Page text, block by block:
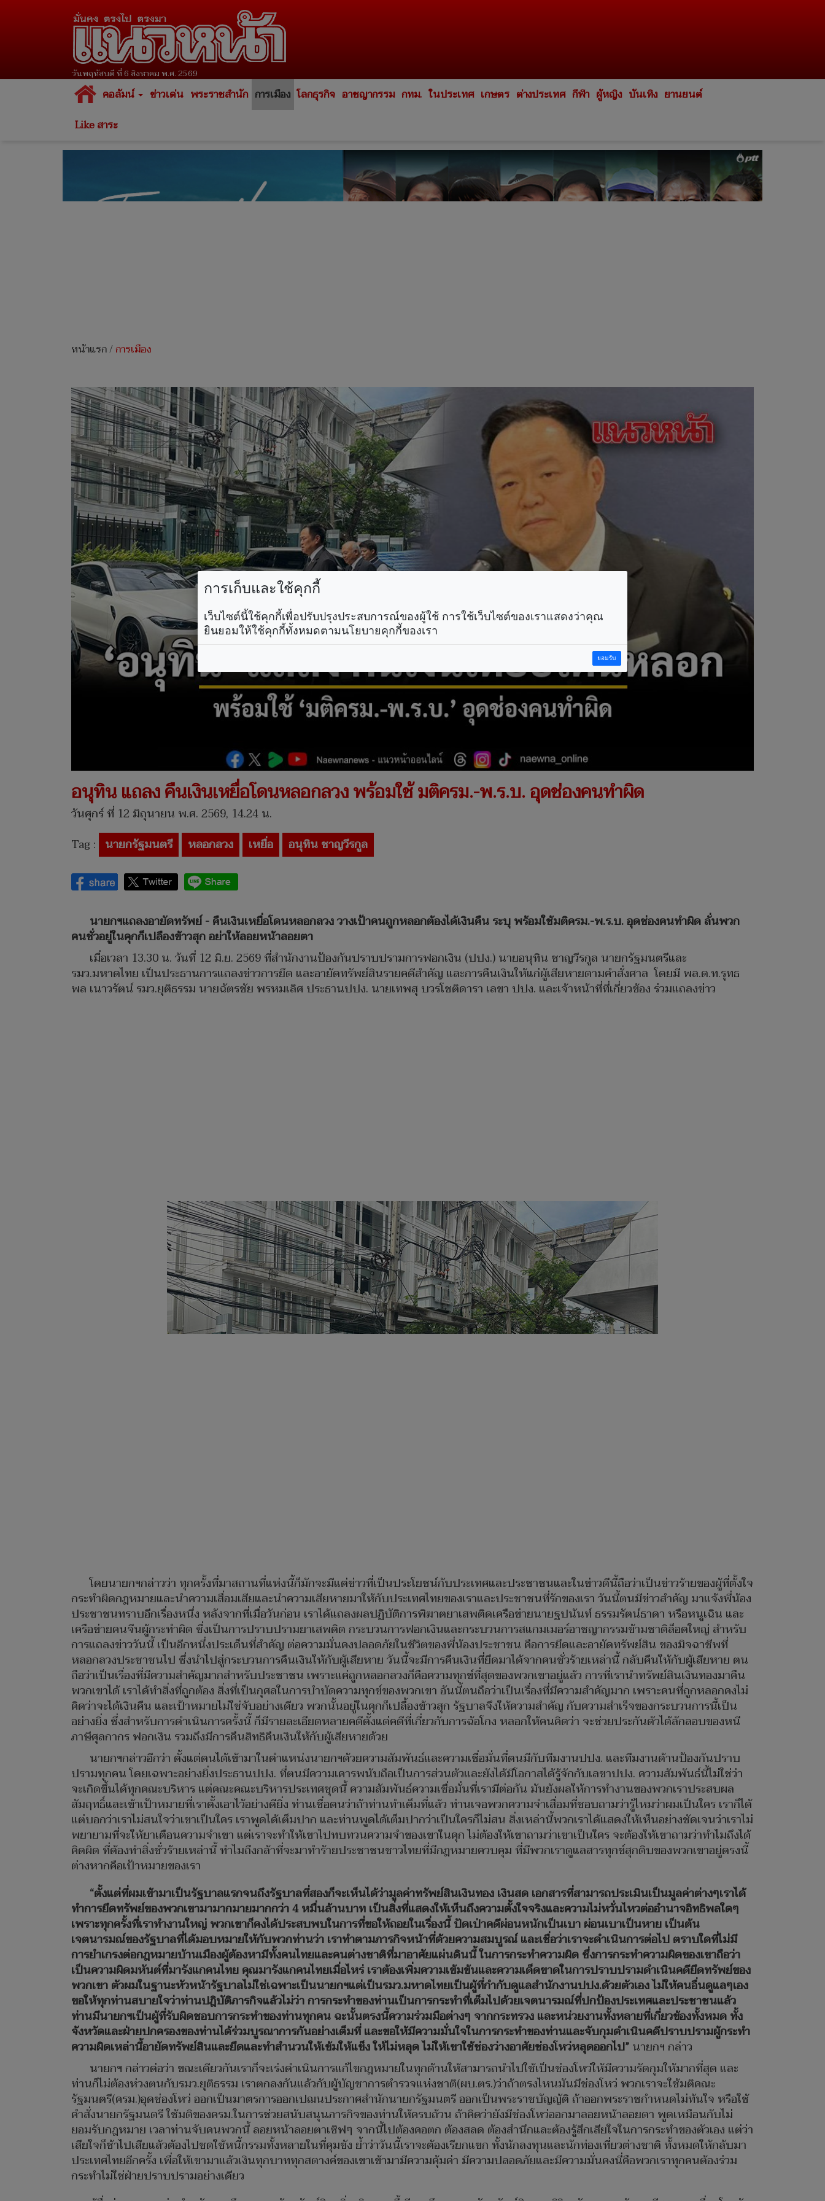
วันพฤหัสบดี ที่ 6 สิงหาคม พ.ศ. 2569
คอลัมน์ ข่าวเด่น พระราชสำนัก การเมือง โลกธุรกิจ อาชญากรรม กทม. ในประเทศ เกษตร ต่างประเทศ กีฬา ผู้หญิง บันเทิง ยานยนต์
Like สาระ
หน้าแรก/การเมือง
อนุทิน แถลง คืนเงินเหยื่อโดนหลอกลวง พร้อมใช้ มติครม.-พ.ร.บ. อุดช่องคนทำผิด
วันศุกร์ ที่ 12 มิถุนายน พ.ศ. 2569, 14.24 น.
Tag : นายกรัฐมนตรี หลอกลวง เหยื่อ อนุทิน ชาญวีรกูล
นายกฯแถลงอายัดทรัพย์ - คืนเงินเหยื่อโดนหลอกลวง วางเป้าคนถูกหลอกต้องได้เงินคืน ระบุ พร้อมใช้มติครม.-พ.ร.บ. อุดช่องคนทำผิด ลั่นพวก
คนชั่วอยู่ในคุกก็เปลืองข้าวสุก อย่าให้ลอยหน้าลอยตา
เมื่อเวลา 13.30 น. วันที่ 12 มิ.ย. 2569 ที่สำนักงานป้องกันปราบปรามการฟอกเงิน (ปปง.) นายอนุทิน ชาญวีรกูล นายกรัฐมนตรีและ
รมว.มหาดไทย เป็นประธานการแถลงข่าวการยึด และอายัดทรัพย์สินรายคดีสำคัญ และการคืนเงินให้แก่ผู้เสียหายตามคำสั่งศาล โดยมี พล.ต.ท.รุทธ
พล เนาวรัตน์ รมว.ยุติธรรม นายฉัตรชัย พรหมเลิศ ประธานปปง. นายเทพสุ บวรโชติดารา เลขา ปปง. และเจ้าหน้าที่ที่เกี่ยวข้อง ร่วมแถลงข่าว
โดยนายกฯกล่าวว่า ทุกครั้งที่มาสถานที่แห่งนี้ก็มักจะมีแต่ข่าวที่เป็นประโยชน์กับประเทศและประชาชนและในข่าวดีนี้ถือว่าเป็นข่าวร้ายของผู้ที่ตั้งใจ
กระทำผิดกฎหมายและนำความเสื่อมเสียและนำความเสียหายมาให้กับประเทศไทยของเราและประชาชนที่รักของเรา วันนี้ตนมีข่าวสำคัญ มาแจ้งพี่น้อง
ประชาชนทราบอีกเรื่องหนึ่ง หลังจากที่เมื่อวันก่อน เราได้แถลงผลปฏิบัติการพิฆาตยาเสพติดเครือข่ายนายฐปนันท์ ธรรมรัตน์ธาดา หรือหนูเฉิน และ
เครือข่ายคนจีนผู้กระทำผิด ซึ่งเป็นการปราบปรามยาเสพติด กระบวนการฟอกเงินและกระบวนการสแกมเมอร์อาชญากรรมข้ามชาติล็อตใหญ่ สำหรับ
การแถลงข่าววันนี้ เป็นอีกหนึ่งประเด็นที่สำคัญ ต่อความมั่นคงปลอดภัยในชีวิตของพี่น้องประชาชน คือการยึดและอายัดทรัพย์สิน ของมิจฉาชีพที่
หลอกลวงประชาชนไป ซึ่งนำไปสู่กระบวนการคืนเงินให้กับผู้เสียหาย วันนี้จะมีการคืนเงินที่ยึดมาได้จากคนชั่วร้ายเหล่านี้ กลับคืนให้กับผู้เสียหาย ตน
ถือว่าเป็นเรื่องที่มีความสำคัญมากสำหรับประชาชน เพราะแค่ถูกหลอกลวงก็คือความทุกข์ที่สุดของพวกเขาอยู่แล้ว การที่เรานำทรัพย์สินเงินทองมาคืน
พวกเขาได้ เราได้ทำสิ่งที่ถูกต้อง สิ่งที่เป็นกุศลในการบำบัดความทุกข์ของพวกเขา อันนี้ตนถือว่าเป็นเรื่องที่มีความสำคัญมาก เพราะคนที่ถูกหลอกคงไม่
คิดว่าจะได้เงินคืน และเป้าหมายไม่ใช่จับอย่างเดียว พวกนั้นอยู่ในคุกก็เปลื้องข้าวสุก รัฐบาลจึงให้ความสำคัญ กับความสำเร็จของกระบวนการนี้เป็น
อย่างยิ่ง ซึ่งสำหรับการดำเนินการครั้งนี้ ก็มีรายละเอียดหลายคดีตั้งแต่คดีที่เกี่ยวกับการฉ้อโกง หลอกให้คนคิดว่า จะช่วยประกันตัวได้ลักลอบของหนี
ภาษีศุลกากร ฟอกเงิน รวมถึงมีการคืนสิทธิคืนเงินให้กับผู้เสียหายด้วย
นายกฯกล่าวอีกว่า ตั้งแต่ตนได้เข้ามาในตำแหน่งนายกฯด้วยความสัมพันธ์และความเชื่อมั่นที่ตนมีกับทีมงานปปง. และทีมงานด้านป้องกันปราบ
ปรามทุกคน โดยเฉพาะอย่างยิ่งประธานปปง. ที่ตนมีความเคารพนับถือเป็นการส่วนตัวและยังได้มีโอกาสได้รู้จักกับเลขาปปง. ความสัมพันธ์นี้ไม่ใช่ว่า
จะเกิดขึ้นได้ทุกคณะบริหาร แต่คณะคณะบริหารประเทศชุดนี้ ความสัมพันธ์ความเชื่อมั่นที่เรามีต่อกัน มันยังผลให้การทำงานของพวกเราประสบผล
สัมฤทธิ์และเข้าเป้าหมายที่เราตั้งเอาไว้อย่างดียิ่ง ท่านเชื่อตนว่าถ้าท่านทำเต็มที่แล้ว ท่านเจอพวกความจำเสื่อมที่ชอบถามว่ารู้ไหมว่าผมเป็นใคร เราก็ได้
แต่บอกว่าเราไม่สนใจว่าเขาเป็นใคร เราพูดได้เต็มปาก และท่านพูดได้เต็มปากว่าเป็นใครก็ไม่สน สิ่งเหล่านี้พวกเราได้แสดงให้เห็นอย่างชัดเจนว่าเราไม่
พยายามที่จะให้ยาเตือนความจำเขา แต่เราจะทำให้เขาไปทบทวนความจำของเขาในคุก ไม่ต้องให้เขาถามว่าเขาเป็นใคร จะต้องให้เขาถามว่าทำไมถึงได้
คิดผิด ที่ต้องทำสิ่งชั่วร้ายเหล่านี้ ทำไมถึงกล้าที่จะมาทำร้ายประชาชนชาวไทยที่มีกฎหมายควบคุม ที่มีพวกเราดูแลสารทุกข์สุกดิบของพวกเขาอยู่ตรงนี้
ต่างหากคือเป้าหมายของเรา
“ตั้งแต่ที่ผมเข้ามาเป็นรัฐบาลแรกจนถึงรัฐบาลที่สองก็จะเห็นได้ว่ามูลค่าทรัพย์สินเงินทอง เงินสด เอกสารที่สามารถประเมินเป็นมูลค่าต่างๆเราได้
ทำการยึดทรัพย์ของพวกเขามามากมายมากกว่า 4 หมื่นล้านบาท เป็นสิ่งที่แสดงให้เห็นถึงความตั้งใจจริงและความไม่หวั่นไหวต่ออำนาจอิทธิพลใดๆ
เพราะทุกครั้งที่เราทำงานใหญ่ พวกเขาก็คงได้ประสบพบในการที่ขอให้ถอยในเรื่องนี้ ปัดเป่าคดีผ่อนหนักเป็นเบา ผ่อนเบาเป็นหาย เป็นต้น
เจตนารมณ์ของรัฐบาลที่ได้มอบหมายให้กับพวกท่านว่า เราทำตามภารกิจหน้าที่ด้วยความสมบูรณ์ และเชื่อว่าเราจะดำเนินการต่อไป ตราบใดที่ไม่มี
การยำเกรงต่อกฎหมายบ้านเมืองผู้ต้องหามีทั้งคนไทยและคนต่างชาติที่มาอาศัยแผ่นดินนี้ ในการกระทำความผิด ซึ่งการกระทำความผิดของเขาถือว่า
เป็นความผิดมหันต์ที่มารังแกคนไทย คุณมารังแกคนไทยเมื่อไหร่ เราต้องเพิ่มความเข้มข้นและความเด็ดขาดในการปราบปรามดำเนินคดียึดทรัพย์ของ
พวกเขา ตัวผมในฐานะหัวหน้ารัฐบาลไม่ใช่เฉพาะเป็นนายกฯแต่เป็นรมว.มหาดไทยเป็นผู้ที่กำกับดูแลสำนักงานปปง.ด้วยตัวเอง ไม่ให้คนอื่นดูแลๆเอง
ขอให้ทุกท่านสบายใจว่าท่านปฎิบัติภารกิจแล้วไม่ว่า การกระทำของท่านเป็นการกระทำที่เต็มไปด้วยเจตนารมณ์ที่ปกป้องประเทศและประชาชนแล้ว
ท่านมีนายกฯเป็นผู้ที่รับผิดชอบการกระทำของท่านทุกคน ฉะนั้นตรงนี้ความร่วมมือต่างๆ จากกระทรวง และหน่วยงานทั้งหลายที่เกี่ยวข้องทั้งหมด ทั้ง
จังหวัดและฝ่ายปกครองของท่านได้ร่วมบูรณาการกันอย่างเต็มที่ และขอให้มีความมั่นใจในการกระทำของท่านและจับกุมดำเนินคดีปราบปรามผู้กระทำ
ความผิดเหล่านี้อายัดทรัพย์สินและยึดและทำสำนวนให้เข้มให้แข็ง ให้ไม่หลุด ไม่ให้เขาใช้ช่องว่างอาศัยช่องโหว่หลุดออกไป”นายกฯ กล่าว
นายกฯ กล่าวต่อว่า ขณะเดียวกันเราก็จะเร่งดำเนินการแก้ไขกฎหมายในทุกด้านให้สามารถนำไปใช้เป็นช่องโหว่ให้มีความรัดกุมให้มากที่สุด และ
ท่านก็ไม่ต้องห่วงตนกับรมว.ยุติธรรม เราตกลงกันแล้วกับผู้บัญชาการตำรวจแห่งชาติ(ผบ.ตร.)ว่าถ้าตรงไหนมันมีช่องโหว่ พวกเราจะใช้มติคณะ
รัฐมนตรี(ครม.)อุดช่องโหว่ ออกเป็นมาตรการออกเปฌนประกาศสำนักนายกรัฐมนตรี ออกเป็นพระราชบัญญัติ ถ้าออกพระราชกำหนดไม่ทันใจ หรือใช้
คำสั่งนายกรัฐมนตรี ใช้มติของครม.ในการช่วยสนับสนุนภารกิจของท่านให้ครบถ้วน ถ้าคิดว่ายังมีช่องโหว่ออกมาลอยหน้าลอยตา พูดเหมือนกับไม่
ยอมรับกฎหมาย เวลาท่านจับคนพวกนี้ ลอยหน้าลอยตาเซิฟๆ จากนี้ไปต้องคอตก ต้องสลด ต้องสำนึกและต้องรู้สึกเสียใจในการกระทำของตัวเอง แต่ว่า
เสียใจก็ช้าไปเสียแล้วต้องไปชดใช้หนี้กรรมทั้งหลายในที่คุมขัง ย้ำว่าวันนี้เราจะต้องเรียกแขก ทั้งนักลงทุนและนักท่องเที่ยวต่างชาติ ทั้งหมดให้กลับมา
ประเทศไทยอีกครั้ง เพื่อให้เขามาแล้วเงินทุกบาททุกสตางค์ของเขาเข้ามามีความคุ้มค่า มีความปลอดภัยและมีความมั่นคงนี่คือพวกเราทุกคนต้องร่วม
กระทำไม่ใช่ฝ่ายปราบปรามอย่างเดียว
การเก็บและใช้คุกกี้
เว็บไซต์นี้ใช้คุกกี้เพื่อปรับปรุงประสบการณ์ของผู้ใช้ การใช้เว็บไซต์ของเราแสดงว่าคุณ
ยินยอมให้ใช้คุกกี้ทั้งหมดตามนโยบายคุกกี้ของเรา
ยอมรับ